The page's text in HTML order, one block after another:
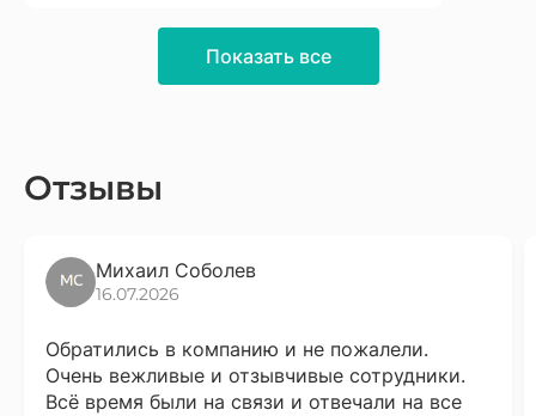
Показать все
Отзывы
Михаил Соболев
16.07.2026
Обратились в компанию и не пожалели.
Очень вежливые и отзывчивые сотрудники.
Всё время были на связи и отвечали на все